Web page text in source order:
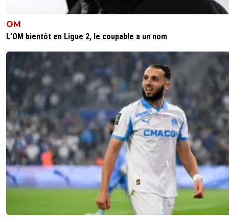
OM
L'OM bientôt en Ligue 2, le coupable a un nom